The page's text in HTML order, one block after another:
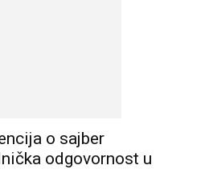
o sajber
odgovornost u